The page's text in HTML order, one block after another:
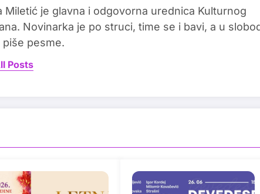
Miletić je glavna i odgovorna urednica Kulturnog
Novinarka je po struci, time se i bavi, a u
pesme.
Posts